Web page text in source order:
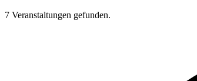
7 Veranstaltungen gefunden.